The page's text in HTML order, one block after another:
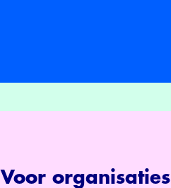
Voor organisaties